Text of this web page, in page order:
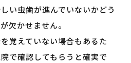
い虫歯が進んでいないかどう
欠かせません。
覚えていない場合もあるた
で確認してもらうと確実で